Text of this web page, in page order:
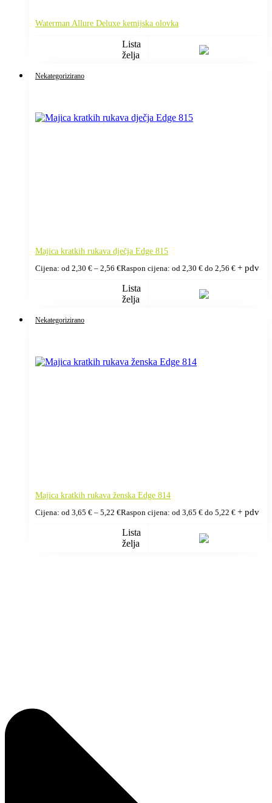
Waterman Allure Deluxe kemijska olovka
Lista
želja
Nekategorizirano
Majica kratkih rukava dječja Edge 815
Cijena: od 2,30 € – 2,56 €Raspon cijena: od 2,30 € do 2,56 € + pdv
Lista
želja
Nekategorizirano
Majica kratkih rukava ženska Edge 814
Cijena: od 3,65 € – 5,22 €Raspon cijena: od 3,65 € do 5,22 € + pdv
Lista
želja